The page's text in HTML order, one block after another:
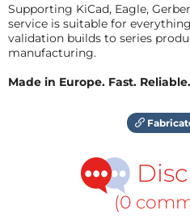
Supporting KiCad, Eagle,
service is suitable for
validation builds to series
manufacturing.
Made in Europe. Fast.
(0